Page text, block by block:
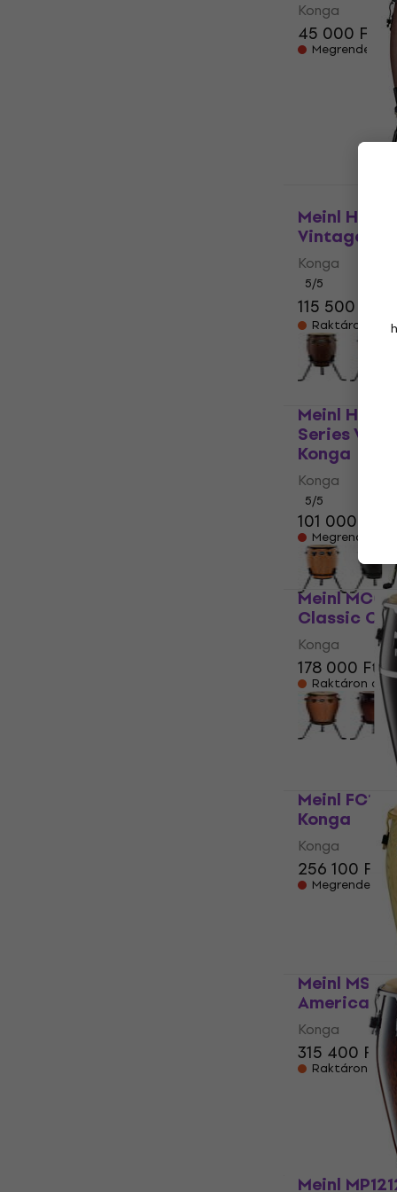
Konga
45 000 Ft
Megrendelésre
Meinl
Vintage
Konga
5/5
115 500 Ft
Raktáron a
Meinl
Series
Konga
Konga
5/5
101 000 Ft
Megrendelésre
Meinl
Classic
Konga
178 000 Ft
Raktáron a
Meinl
Konga
Konga
256 100 Ft
Megrendelésre
Meinl
American
Konga
315 400 Ft
Raktáron a
Meinl